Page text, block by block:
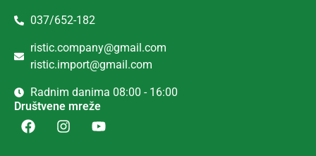
037/652-182
ristic.company@gmail.com
ristic.import@gmail.com
Radnim danima 08:00 - 16:00
Društvene mreže